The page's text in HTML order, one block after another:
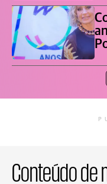
Conteúdo de